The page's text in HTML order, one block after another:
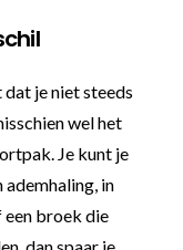
je niet steeds
wel het
Je kunt je
ademhaling, in
een broek die